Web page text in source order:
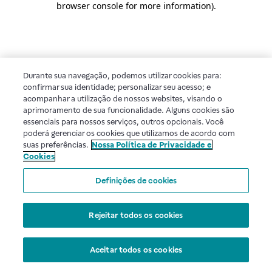
browser console for more information).
Durante sua navegação, podemos utilizar cookies para:
confirmar sua identidade; personalizar seu acesso; e
acompanhar a utilização de nossos websites, visando o
aprimoramento de sua funcionalidade. Alguns cookies são
essenciais para nossos serviços, outros opcionais. Você
poderá gerenciar os cookies que utilizamos de acordo com
suas preferências. Nossa Política de Privacidade e
Cookies
Definições de cookies
Rejeitar todos os cookies
Aceitar todos os cookies